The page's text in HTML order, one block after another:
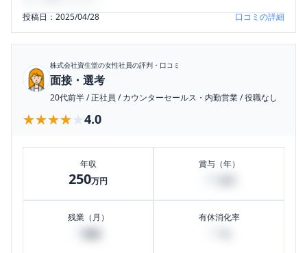
投稿日：2025/04/28 口コミの詳細
株式会社資生堂の女性社員の評判・口コミ
面接・選考
20代前半/正社員 /カウンターセールス・内勤営業/役職なし
★★★★★
★★★★★ 4.0
年収
250万円
賞与（年）
残業（月）
0
有休消化率